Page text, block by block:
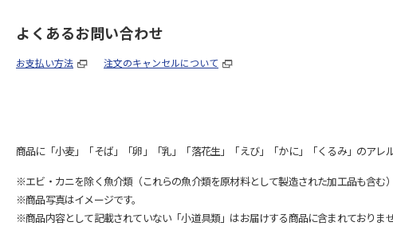
よくあるお問い合わせ
お支払い方法 注文のキャンセルについて
商品に「小麦」「そば」「卵」「乳」「落花生」「えび」「かに」「くるみ」のアレ
※エビ・カニを除く魚介類（これらの魚介類を原材料として製造された加工品も含む
※商品写真はイメージです。
※商品内容として記載されていない「小道具類」はお届けする商品に含まれておりませ